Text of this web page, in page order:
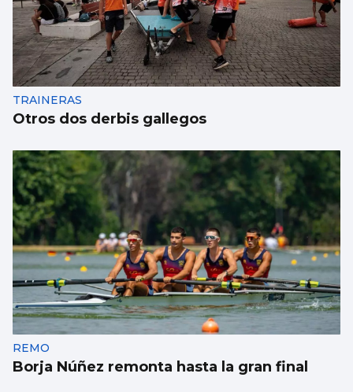
TRAINERAS
Otros dos derbis gallegos
REMO
Borja Núñez remonta hasta la gran final